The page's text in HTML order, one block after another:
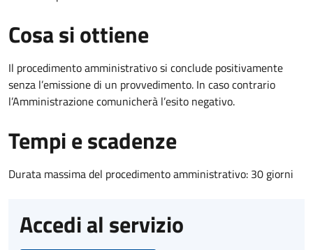
Cosa si ottiene
Il procedimento amministrativo si conclude positivamente
senza l’emissione di un provvedimento. In caso contrario
l’Amministrazione comunicherà l’esito negativo.
Tempi e scadenze
Durata massima del procedimento amministrativo: 30 giorni
Accedi al servizio